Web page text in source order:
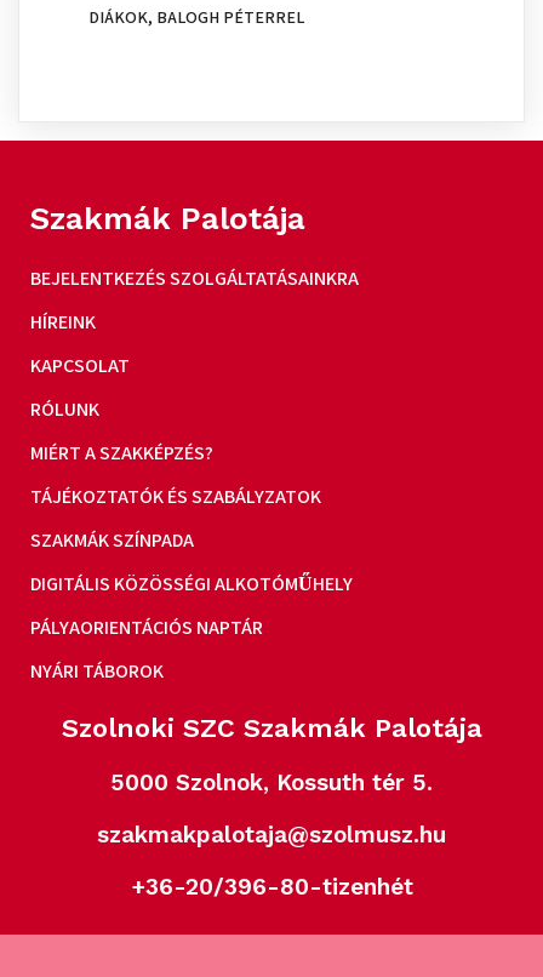
DIÁKOK, BALOGH PÉTERREL
Szakmák Palotája
BEJELENTKEZÉS SZOLGÁLTATÁSAINKRA
HÍREINK
KAPCSOLAT
RÓLUNK
MIÉRT A SZAKKÉPZÉS?
TÁJÉKOZTATÓK ÉS SZABÁLYZATOK
SZAKMÁK SZÍNPADA
DIGITÁLIS KÖZÖSSÉGI ALKOTÓMŰHELY
PÁLYAORIENTÁCIÓS NAPTÁR
NYÁRI TÁBOROK
Szolnoki SZC Szakmák Palotája
5000 Szolnok, Kossuth tér 5.
szakmakpalotaja@szolmusz.hu
+36-20/396-80-tizenhét